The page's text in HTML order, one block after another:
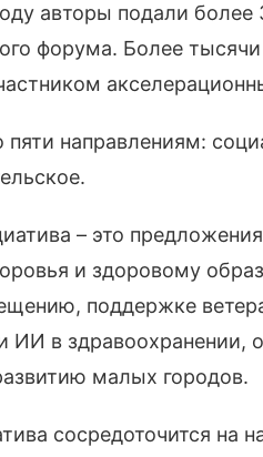
авторы подали
форума. Более
направлениям:
– это
и здоровому
поддержке
в здравоохранении,
малых городов.
сосредоточится на